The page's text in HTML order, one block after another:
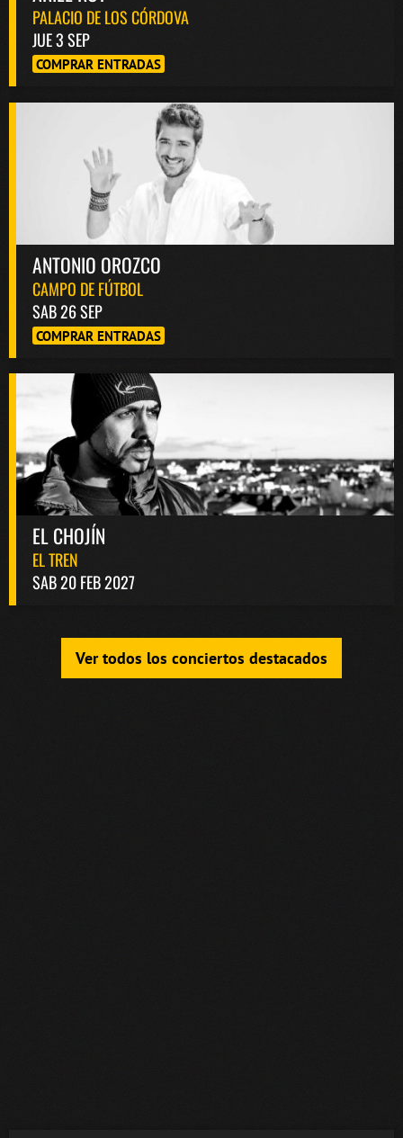
PALACIO DE LOS CÓRDOVA
JUE 3 SEP
COMPRAR ENTRADAS
ANTONIO OROZCO
CAMPO DE FÚTBOL
SAB 26 SEP
COMPRAR ENTRADAS
EL CHOJÍN
EL TREN
SAB 20 FEB 2027
Ver todos los conciertos destacados